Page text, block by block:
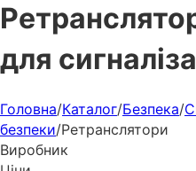
для
Головна/Каталог/Безпека/
безпеки/Ретранслятори
Виробник